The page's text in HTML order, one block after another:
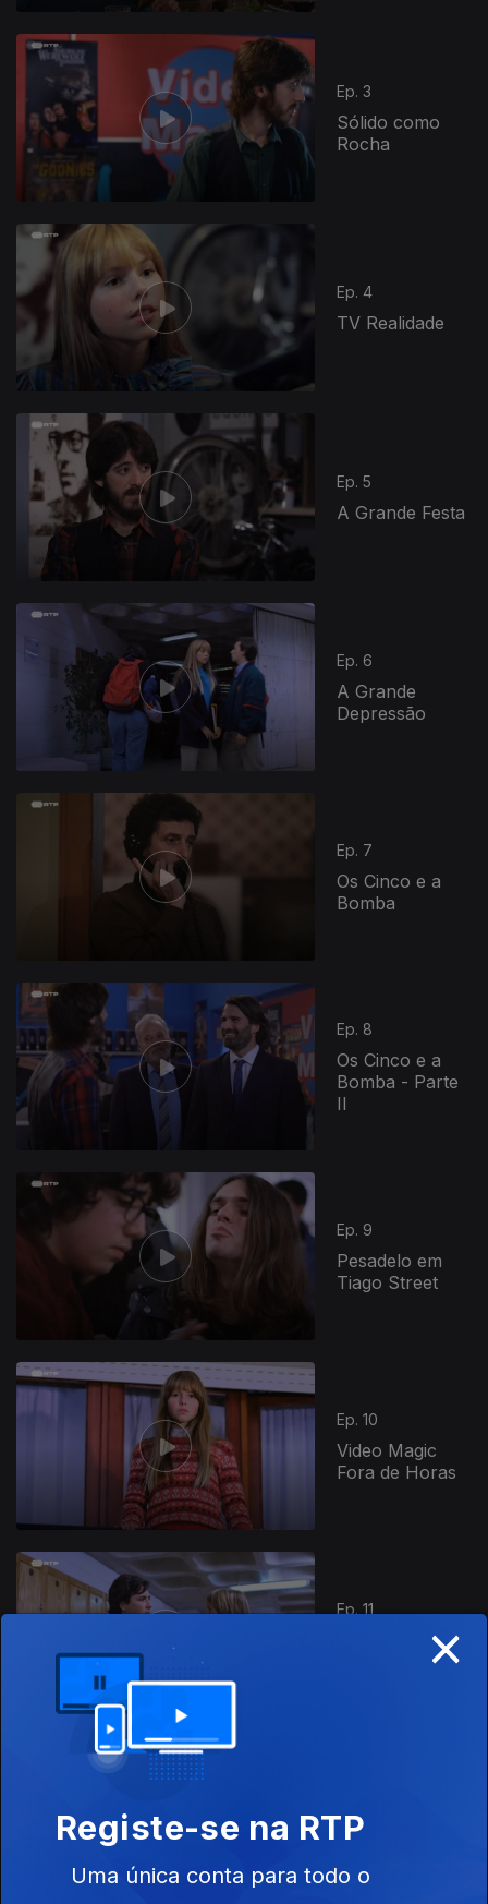
Ep. 3
Sólido como
Rocha
Ep. 4
TV Realidade
Ep. 5
A Grande Festa
Ep. 6
A Grande
Depressão
Ep. 7
Os Cinco e a
Bomba
Ep. 8
Os Cinco e a
Bomba - Parte
II
Ep. 9
Pesadelo em
Tiago Street
Ep. 10
Video Magic
Fora de Horas
Ep. 11
A Educação de
Juntos em
Sonhos
808392
×
Registe-se na RTP
Uma única conta para todo o